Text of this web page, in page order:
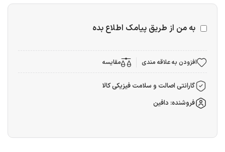
به من از طریق پیامک اطلاع بده
افزودن به علاقه مندی مقایسه
گارانتی اصالت و سلامت فیزیکی کالا
فروشنده: دافین